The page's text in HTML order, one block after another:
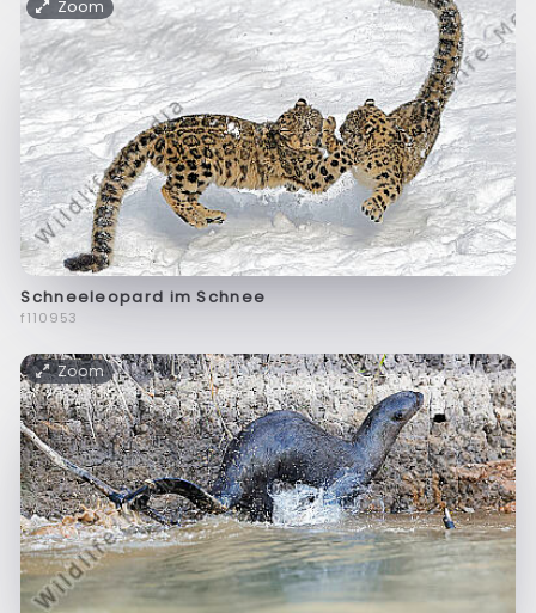
Zoom
Schneeleopard im Schnee
f110953
Zoom